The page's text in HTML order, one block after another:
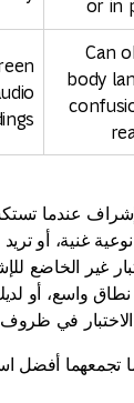
or in
Can
body
عندما
غنية، أو
غير الخاضع
واسع، أو
الاختبار في
تجمعهما أفضل